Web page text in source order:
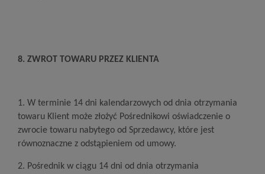
8. ZWROT TOWARU PRZEZ KLIENTA
1. W terminie 14 dni kalendarzowych od dnia otrzymania
towaru Klient może złożyć Pośrednikowi oświadczenie o
zwrocie towaru nabytego od Sprzedawcy, które jest
równoznaczne z odstąpieniem od umowy.
2. Pośrednik w ciągu 14 dni od dnia otrzymania